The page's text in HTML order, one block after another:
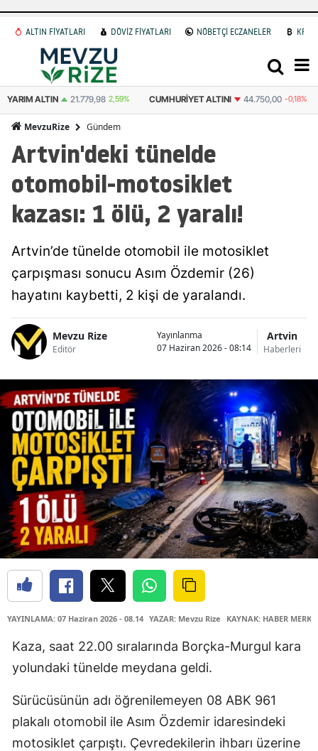
ALTIN FİYATLARI DÖVİZ FİYATLARI NÖBETÇİ ECZANELER
CUMHURIYET ALTINI 44.750,00 -0,18% ATA ALTIN 44.507,00 2,54%
MevzuRize Gündem
Artvin'deki tünelde
otomobil-motosiklet
kazası: 1 ölü, 2 yaralı!
Artvin’de tünelde otomobil ile motosiklet
çarpışması sonucu Asım Özdemir (26)
hayatını kaybetti, 2 kişi de yaralandı.
Mevzu Rize
Editör
Yayınlanma
07 Haziran 2026 - 08:14
Artvin
Haberleri
YAYINLAMA: 07 Haziran 2026 - 08.14 YAZAR: Mevzu Rize KAYNAK: HABER
Kaza, saat 22.00 sıralarında Borçka-Murgul kara
yolundaki tünelde meydana geldi.
Sürücüsünün adı öğrenilemeyen 08 ABK 961
plakalı otomobil ile Asım Özdemir idaresindeki
motosiklet çarpıştı. Çevredekilerin ihbarı üzerine